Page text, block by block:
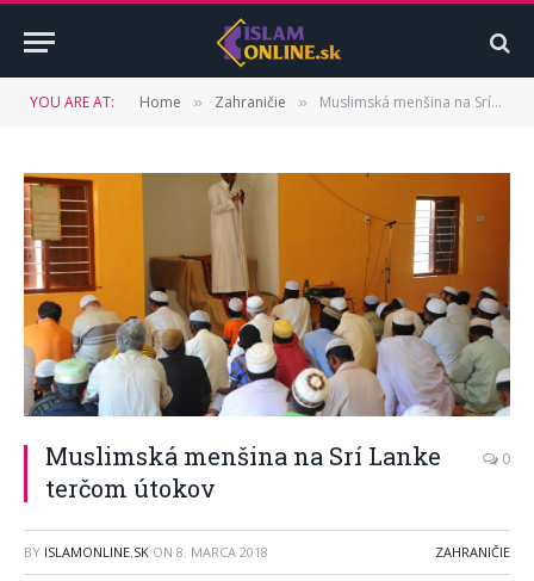
YOU ARE AT: Home » Zahraničie » Muslimská menšina na Srí Lanke terčom útokov
Muslimská menšina na Srí Lanke
terčom útokov
0
BY ISLAMONLINE.SK ON 8. MARCA 2018 ZAHRANIČIE